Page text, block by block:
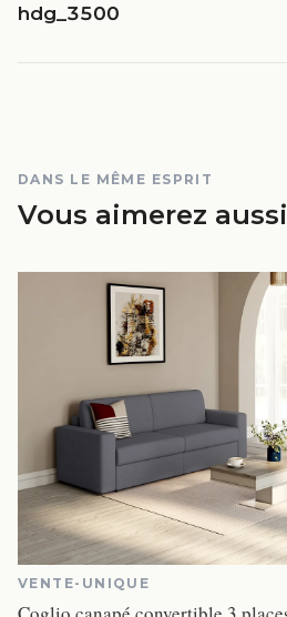
hdg_3500
DANS LE MÊME ESPRIT
Vous aimerez aussi
VENTE-UNIQUE